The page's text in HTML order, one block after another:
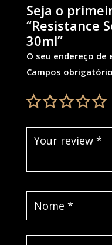
Seja o
“Resistance
30ml”
O seu endereço de
Campos